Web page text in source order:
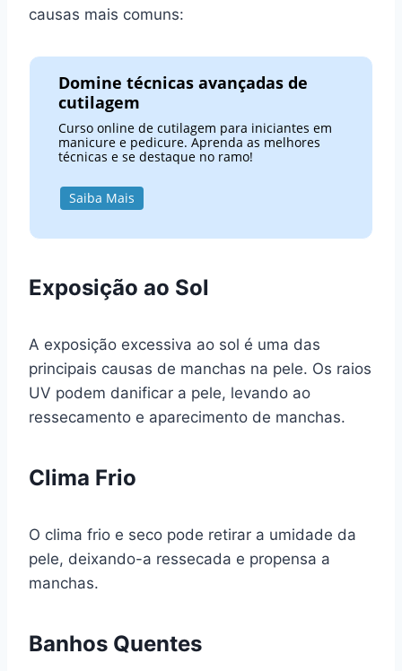
causas mais comuns:
Domine técnicas avançadas de
cutilagem
Curso online de cutilagem para iniciantes em
manicure e pedicure. Aprenda as melhores
técnicas e se destaque no ramo!
Saiba Mais
Exposição ao Sol
A exposição excessiva ao sol é uma das
principais causas de manchas na pele. Os raios
UV podem danificar a pele, levando ao
ressecamento e aparecimento de manchas.
Clima Frio
O clima frio e seco pode retirar a umidade da
pele, deixando-a ressecada e propensa a
manchas.
Banhos Quentes